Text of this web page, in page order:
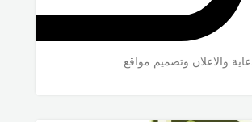
والاعلان وتصميم مواقع